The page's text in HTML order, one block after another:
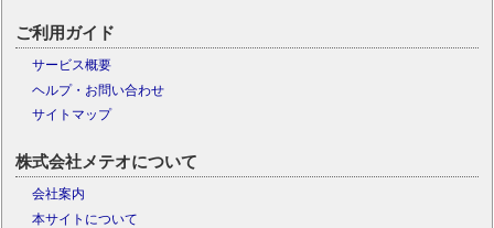
ご利用ガイド
サービス概要
ヘルプ・お問い合わせ
サイトマップ
株式会社メテオについて
会社案内
本サイトについて